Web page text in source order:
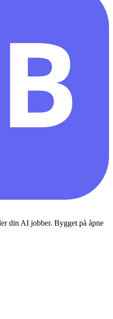
din AI jobber. Bygget på åpne